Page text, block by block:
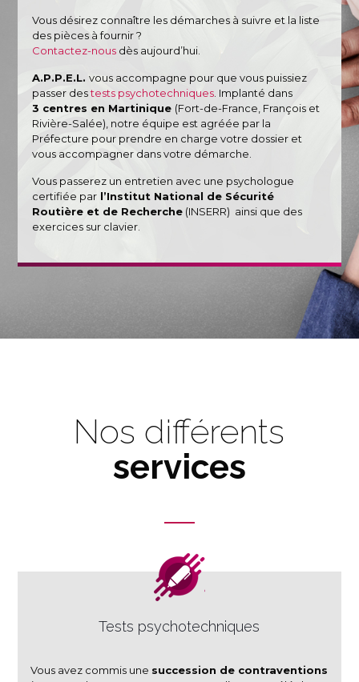
Vous désirez connaître les démarches à suivre et la liste
des pièces à fournir ?
Contactez-nousdès aujourd’hui.
A.P.P.E.L. vous accompagne pour que vous puissiez
passer destests psychotechniques. Implanté dans
3 centres en Martinique (Fort-de-France, François et
Rivière-Salée), notre équipe est agréée par la
Préfecture pour prendre en charge votre dossier et
vous accompagner dans votre démarche.
Vous passerez un entretien avec une psychologue
certifiée parl’Institut National de Sécurité
Routière et de Recherche(INSERR) ainsi que des
exercices sur clavier.
Nos différents
services
Tests psychotechniques
Vous avez commis une succession de contraventions